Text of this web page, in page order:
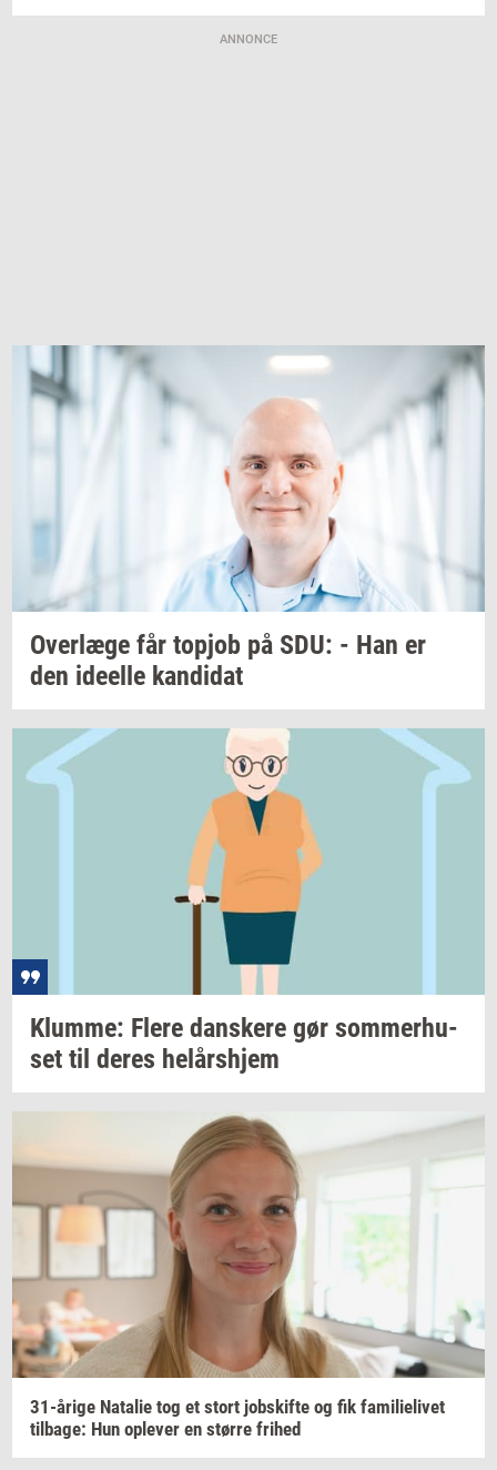
ANNONCE
Over­læ­ge får topjob på SDU: - Han er
den ide­el­le kan­di­dat
Klum­me: Flere dan­ske­re gør som­mer­hu­
set til deres helårs­hjem
31-​årige Na­ta­lie tog et stort jobs­kif­te og fik fa­mi­li­e­li­vet
til­ba­ge: Hun op­le­ver en stør­re fri­hed